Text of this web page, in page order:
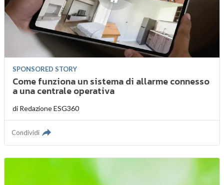
SPONSORED STORY
Come funziona un sistema di allarme connesso
a una centrale operativa
di Redazione ESG360
Condividi